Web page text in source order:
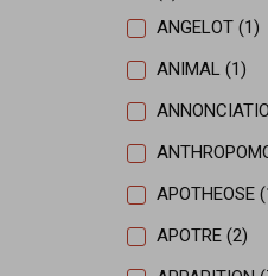
ANGELOT (1)
ANIMAL (1)
APOTHEOSE
APOTRE (2)